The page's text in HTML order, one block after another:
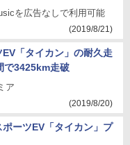
を広告なしで利用可能
(2019/8/21)
「タイカン」の耐久走
で3425km走破
ア
(2019/8/20)
ーツEV「タイカン」プ